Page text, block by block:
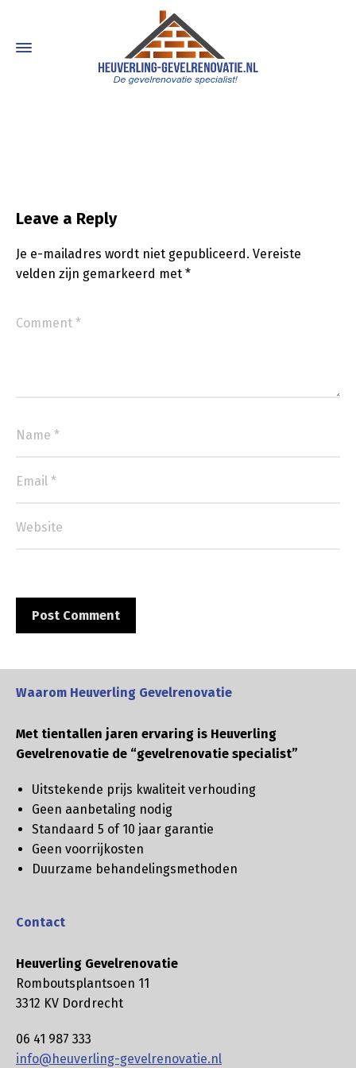
Leave a Reply
Je e-mailadres wordt niet gepubliceerd. Vereiste
velden zijn gemarkeerd met *
Waarom Heuverling Gevelrenovatie
Met tientallen jaren ervaring is Heuverling
Gevelrenovatie de “gevelrenovatie specialist”
Uitstekende prijs kwaliteit verhouding
Geen aanbetaling nodig
Standaard 5 of 10 jaar garantie
Geen voorrijkosten
Duurzame behandelingsmethoden
Contact
Heuverling Gevelrenovatie
Romboutsplantsoen 11
3312 KV Dordrecht
06 41 987 333
info@heuverling-gevelrenovatie.nl